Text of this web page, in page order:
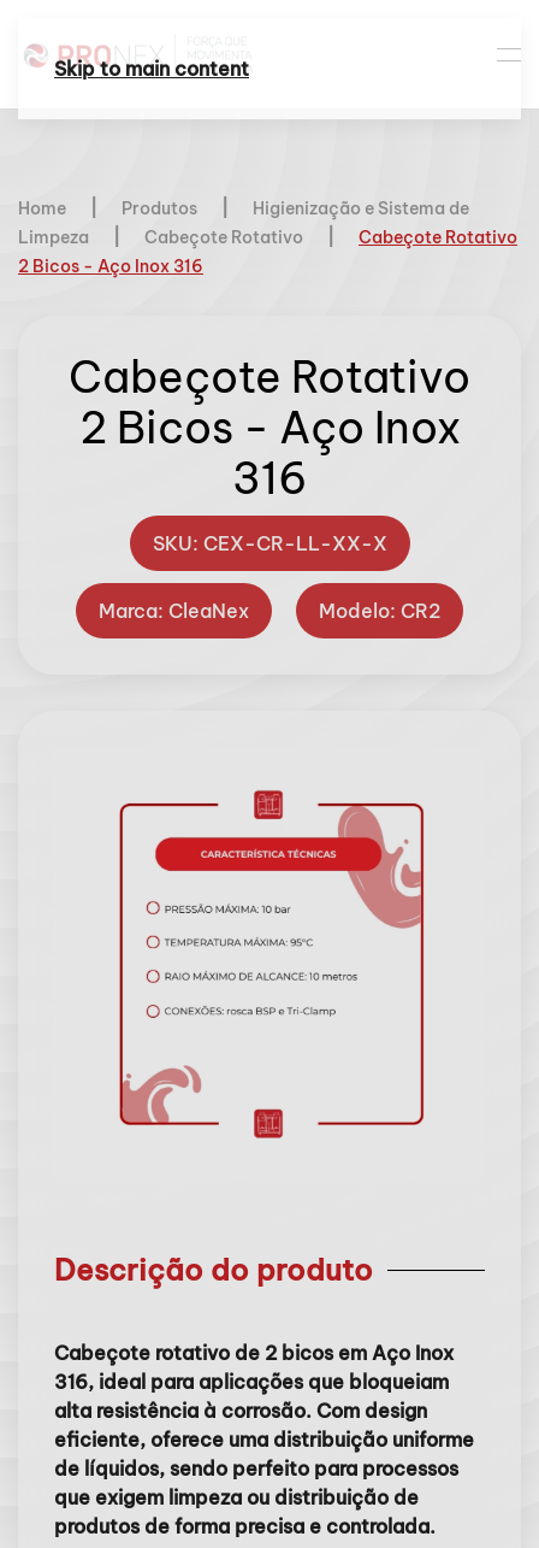
Skip to main content
Home Produtos
Higienização e Sistema de
Limpeza
Cabeçote Rotativo
Cabeçote Rotativo
2 Bicos - Aço Inox 316
Cabeçote Rotativo
2 Bicos - Aço Inox
316
SKU: CEX-CR-LL-XX-X
Marca: CleaNex Modelo: CR2
Descrição do produto
Cabeçote rotativo de 2 bicos em Aço Inox
316, ideal para aplicações que bloqueiam
alta resistência à corrosão. Com design
eficiente, oferece uma distribuição uniforme
de líquidos, sendo perfeito para processos
que exigem limpeza ou distribuição de
produtos de forma precisa e controlada.